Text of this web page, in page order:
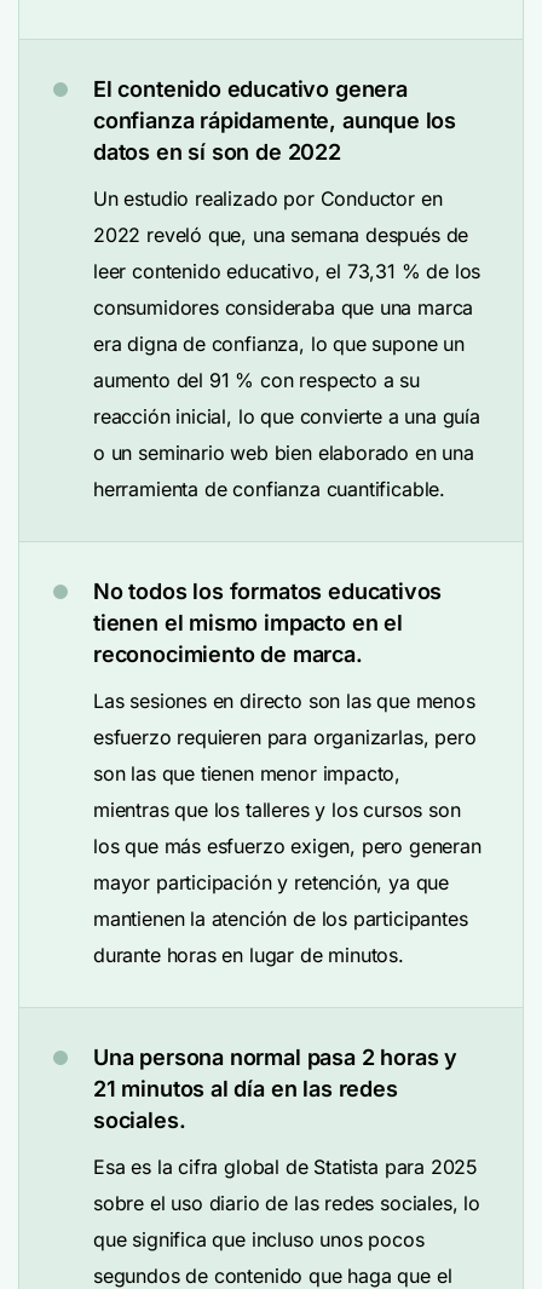
El contenido educativo genera
confianza rápidamente, aunque los
datos en sí son de 2022
Un estudio realizado por Conductor en
2022 reveló que, una semana después de
leer contenido educativo, el 73,31 % de los
consumidores consideraba que una marca
era digna de confianza, lo que supone un
aumento del 91 % con respecto a su
reacción inicial, lo que convierte a una guía
o un seminario web bien elaborado en una
herramienta de confianza cuantificable.
No todos los formatos educativos
tienen el mismo impacto en el
reconocimiento de marca.
Las sesiones en directo son las que menos
esfuerzo requieren para organizarlas, pero
son las que tienen menor impacto,
mientras que los talleres y los cursos son
los que más esfuerzo exigen, pero generan
mayor participación y retención, ya que
mantienen la atención de los participantes
durante horas en lugar de minutos.
Una persona normal pasa 2 horas y
21 minutos al día en las redes
sociales.
Esa es la cifra global de Statista para 2025
sobre el uso diario de las redes sociales, lo
que significa que incluso unos pocos
segundos de contenido que haga que el